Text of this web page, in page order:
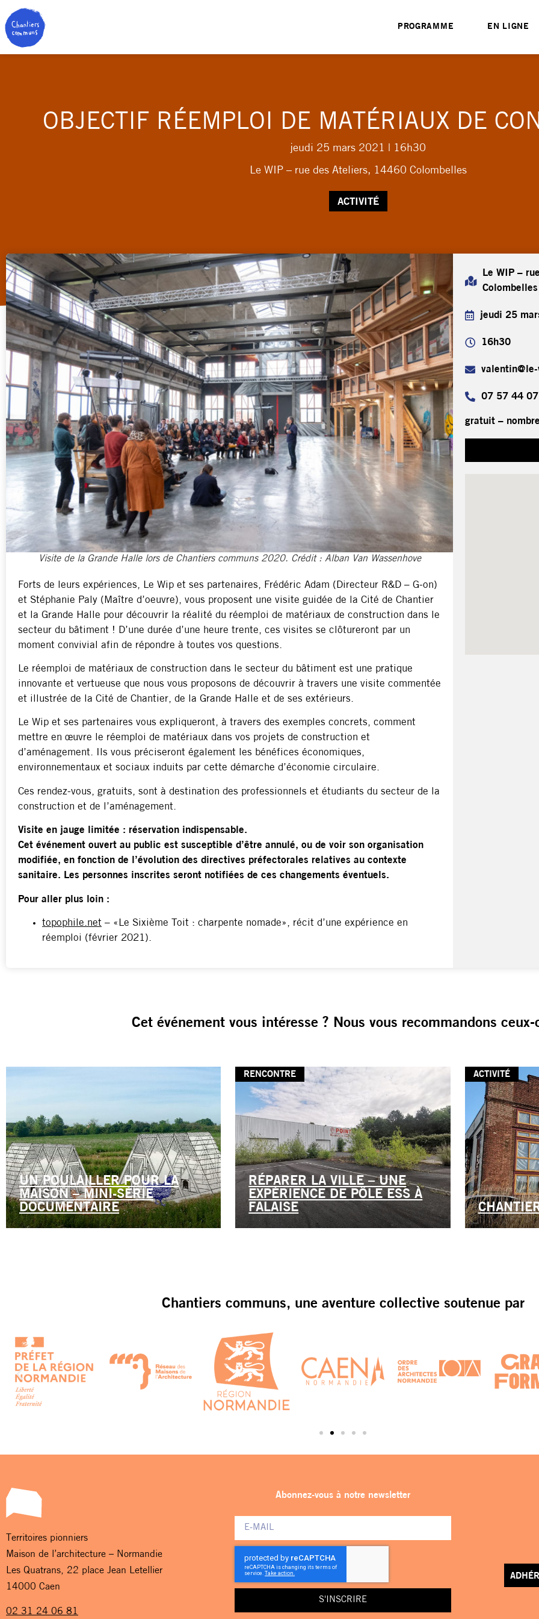
PROGRAMME EN LIGNE
OBJECTIF RÉEMPLOI DE MATÉRIAUX DE
jeudi 25 mars 2021 | 16h30
Le WIP – rue des Ateliers, 14460 Colombelles
ACTIVITÉ
Visite de la Grande Halle lors de Chantiers communs 2020. Crédit : Alban Van Wassenhove
Forts de leurs expériences, Le Wip et ses partenaires, Frédéric Adam (Directeur R&D – G-on)
et Stéphanie Paly (Maître d’oeuvre), vous proposent une visite guidée de la Cité de Chantier
et la Grande Halle pour découvrir la réalité du réemploi de matériaux de construction dans le
secteur du bâtiment ! D’une durée d’une heure trente, ces visites se clôtureront par un
moment convivial afin de répondre à toutes vos questions.
Le réemploi de matériaux de construction dans le secteur du bâtiment est une pratique
innovante et vertueuse que nous vous proposons de découvrir à travers une visite commentée
et illustrée de la Cité de Chantier, de la Grande Halle et de ses extérieurs.
Le Wip et ses partenaires vous expliqueront, à travers des exemples concrets, comment
mettre en œuvre le réemploi de matériaux dans vos projets de construction et
d’aménagement. Ils vous préciseront également les bénéfices économiques,
environnementaux et sociaux induits par cette démarche d’économie circulaire.
Ces rendez-vous, gratuits, sont à destination des professionnels et étudiants du secteur de la
construction et de l’aménagement.
Visite en jauge limitée : réservation indispensable.
Cet événement ouvert au public est susceptible d’être annulé, ou de voir son organisation
modifiée, en fonction de l’évolution des directives préfectorales relatives au contexte
sanitaire. Les personnes inscrites seront notifiées de ces changements éventuels.
Pour aller plus loin :
topophile.net – «Le Sixième Toit : charpente nomade», récit d’une expérience en
réemploi (février 2021).
Le WIP –
Colombelles
jeudi 25
16h30
07 57 44
gratuit –
Cet événement vous intéresse ? Nous vous recommandons
UN POULAILLER POUR LA
MAISON – MINI-SÉRIE
DOCUMENTAIRE
RENCONTRE
RÉPARER LA VILLE – UNE
EXPÉRIENCE DE PÔLE ESS À
FALAISE
ACTIVITÉ
Chantiers communs, une aventure collective soutenue par
Territoires pionniers
Maison de l’architecture – Normandie
Les Quatrans, 22 place Jean Letellier
14000 Caen
02 31 24 06 81
Abonnez-vous à notre newsletter
S'INSCRIRE